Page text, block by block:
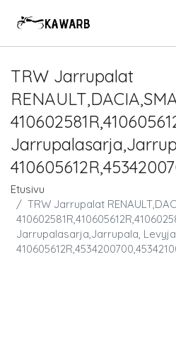
TRW Jarrupalat
Etusivu
TRW Jarrupalat
Jarrupalasarja,Jarrupala,